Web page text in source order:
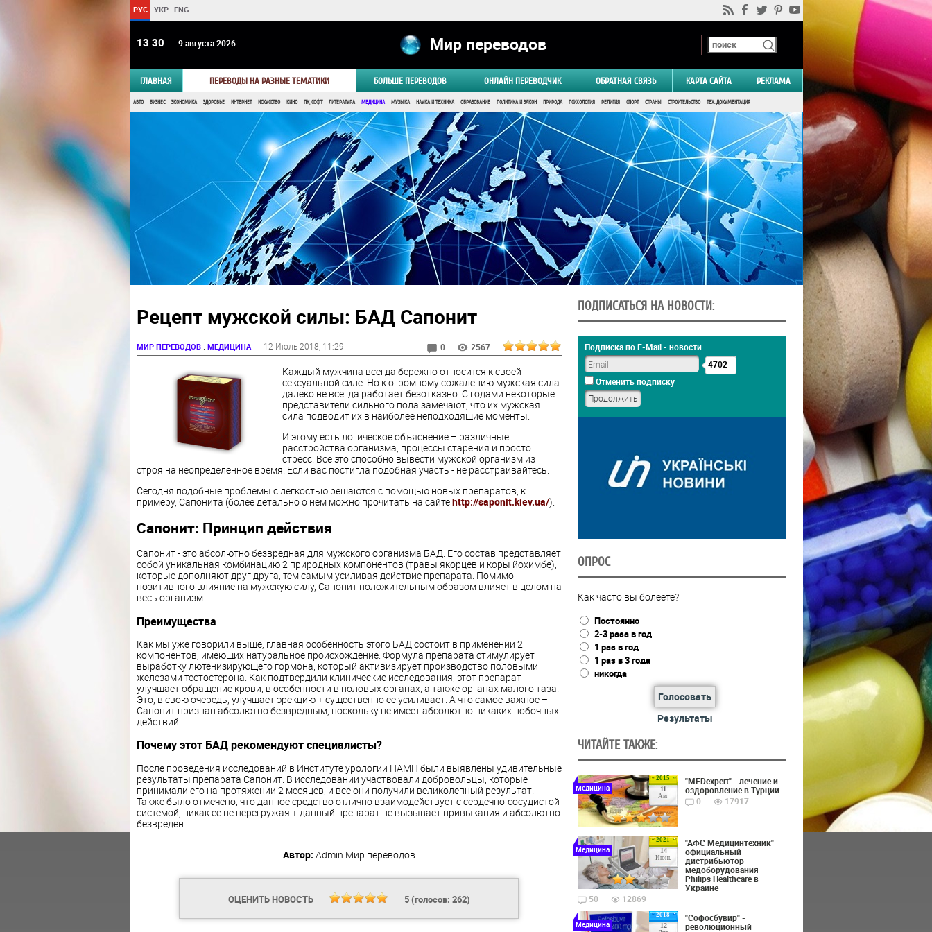
РУС УКР ENG
13:30 9 августа 2026 Мир переводов
ГЛАВНАЯ ПЕРЕВОДЫ НА РАЗНЫЕ ТЕМАТИКИ БОЛЬШЕ ПЕРЕВОДОВ ОНЛАЙН ПЕРЕВОДЧИК ОБРАТНАЯ СВЯЗЬ КАРТА САЙТА РЕКЛАМА
АВТО БИЗНЕС ЭКОНОМИКА ЗДОРОВЬЕ ИНТЕРНЕТ ИСКУССТВО КИНО ПК, СОФТ ЛИТЕРАТУРА МЕДИЦИНА МУЗЫКА НАУКА И ТЕХНИКА ОБРАЗОВАНИЕ ПОЛИТИКА И ЗАКОН ПРИРОДА ПСИХОЛОГИЯ РЕЛИГИЯ СПОРТ СТРАНЫ СТРОИТЕЛЬСТВО ТЕХ. ДОКУМЕНТАЦИЯ
Рецепт мужской силы: БАД Сапонит
МИР ПЕРЕВОДОВ: МЕДИЦИНА 12 Июль 2018 , 11:29 0 2567
Каждый мужчина всегда бережно относится к своей
сексуальной силе. Но к огромному сожалению мужская сила
далеко не всегда работает безотказно. С годами некоторые
представители сильного пола замечают, что их мужская
сила подводит их в наиболее неподходящие моменты.
И этому есть логическое объяснение – различные
расстройства организма, процессы старения и просто
стресс. Все это способно вывести мужской организм из
строя на неопределенное время. Если вас постигла подобная участь - не расстраивайтесь.
Сегодня подобные проблемы с легкостью решаются с помощью новых препаратов, к
примеру, Сапонита (более детально о нем можно прочитать на сайтеhttp://saponit.kiev.ua/).
Сапонит: Принцип действия
Сапонит - это абсолютно безвредная для мужского организма БАД. Его состав представляет
собой уникальная комбинацию 2 природных компонентов (травы якорцев и коры йохимбе),
которые дополняют друг друга, тем самым усиливая действие препарата. Помимо
позитивного влияние на мужскую силу, Сапонит положительным образом влияет в целом на
весь организм.
Преимущества
Как мы уже говорили выше, главная особенность этого БАД состоит в применении 2
компонентов, имеющих натуральное происхождение. Формула препарата стимулирует
выработку лютенизирующего гормона, который активизирует производство половыми
железами тестостерона. Как подтвердили клинические исследования, этот препарат
улучшает обращение крови, в особенности в половых органах, а также органах малого таза.
Это, в свою очередь, улучшает эрекцию + существенно ее усиливает. А что самое важное –
Сапонит признан абсолютно безвредным, поскольку не имеет абсолютно никаких побочных
действий.
Почему этот БАД рекомендуют специалисты?
После проведения исследований в Институте урологии НАМН были выявлены удивительные
результаты препарата Сапонит. В исследовании участвовали добровольцы, которые
принимали его на протяжении 2 месяцев, и все они получили великолепный результат.
Также было отмечено, что данное средство отлично взаимодействует с сердечно-сосудистой
системой, никак ее не перегружая + данный препарат не вызывает привыкания и абсолютно
безвреден.
Автор: Admin Мир переводов
ОЦЕНИТЬ НОВОСТЬ 5(голосов: 262)
ПОДПИСАТЬСЯ НА НОВОСТИ:
Подписка по E-Mail - новости
4702
Отменить подписку
ОПРОС
Как часто вы болеете?
Постоянно
2-3 раза в год
1 раз в год
1 раз в 3 года
никогда
Голосовать
Результаты
ЧИТАЙТЕ ТАКЖЕ:
2015
11
Авг
Медицина
"MEDexpert" - лечение и
оздоровление в Турции
0
17917
2021
14
Июнь
Медицина
"АФС Медицинтехник" —
официальный
дистрибьютор
медоборудования
Philips Healthcare в
Украине
50
12869
2018
12
Медицина
"Софосбувир" -
революционный